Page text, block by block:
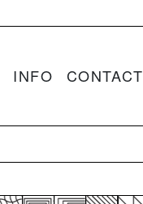
INFO CONTACT